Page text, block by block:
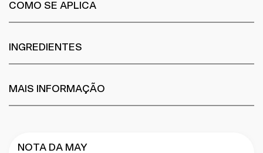
COMO SE APLICA
INGREDIENTES
MAIS INFORMAÇÃO
NOTA DA MAY